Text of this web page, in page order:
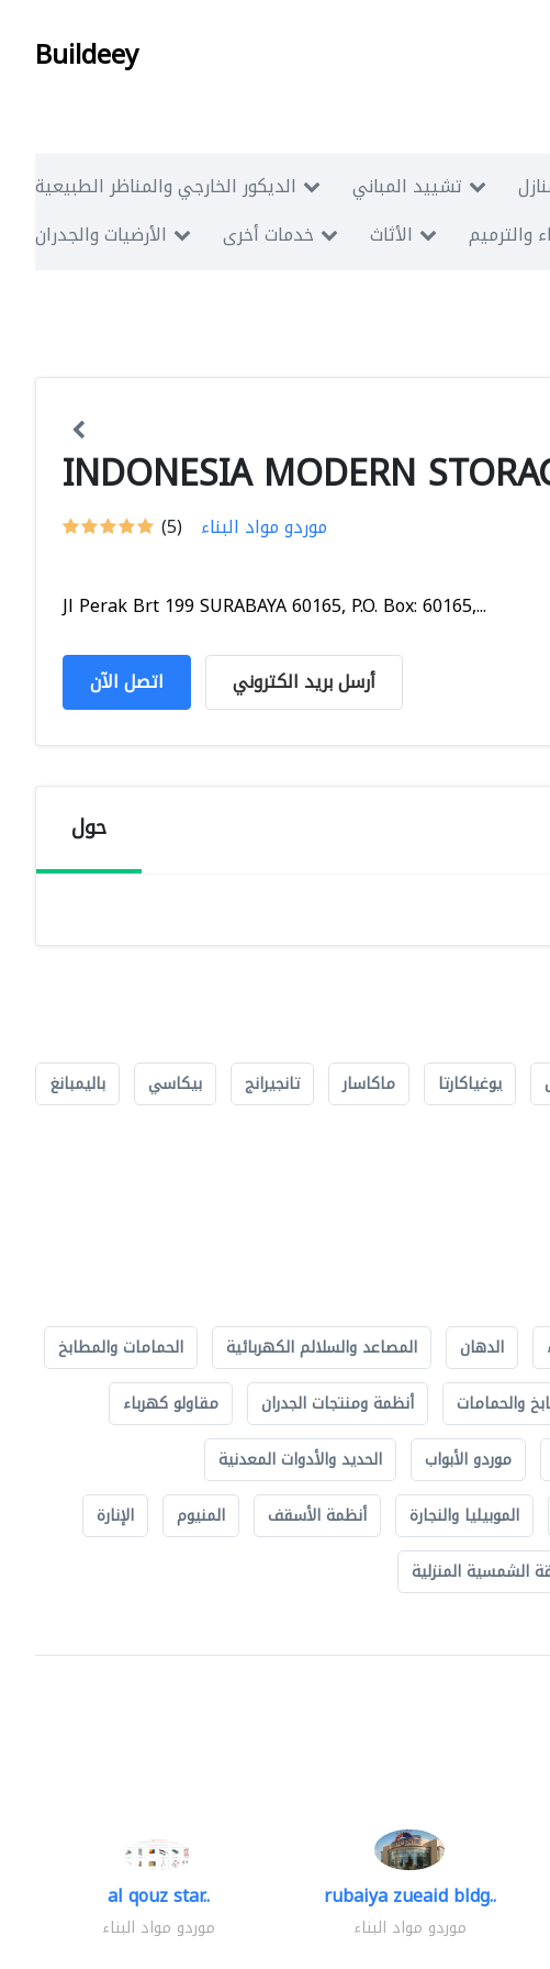
Buildeey
الديكور الخارجي والمناظر الطبيعية تشييد المباني
الأرضيات والجدران
خدمات أخرى الأثاث والترميم
INDONESIA MODERN
(5) موردو مواد البناء
Jl Perak Brt 199 SURABAYA 60165, P.O. Box: 60165,...
اتصل الآن أرسل بريد الكتروني
حول
يوغياكارتا ماكاسار تانجيرانج بيكاسي باليمبانغ
الدهان المصاعد والسلالم الكهربائية
الحمامات والمطابخ
والحمامات أنظمة ومنتجات الجدران
مقاولو كهرباء
موردو الأبواب
الحديد والأدوات المعدنية
الموبيليا والنجارة أنظمة الأسقف المنيوم
الإنارة
الشمسية المنزلية
al qouz star..
موردو مواد البناء
rubaiya zueaid bldg..
موردو مواد البناء